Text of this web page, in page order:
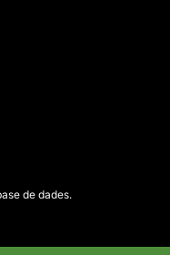
de dades.